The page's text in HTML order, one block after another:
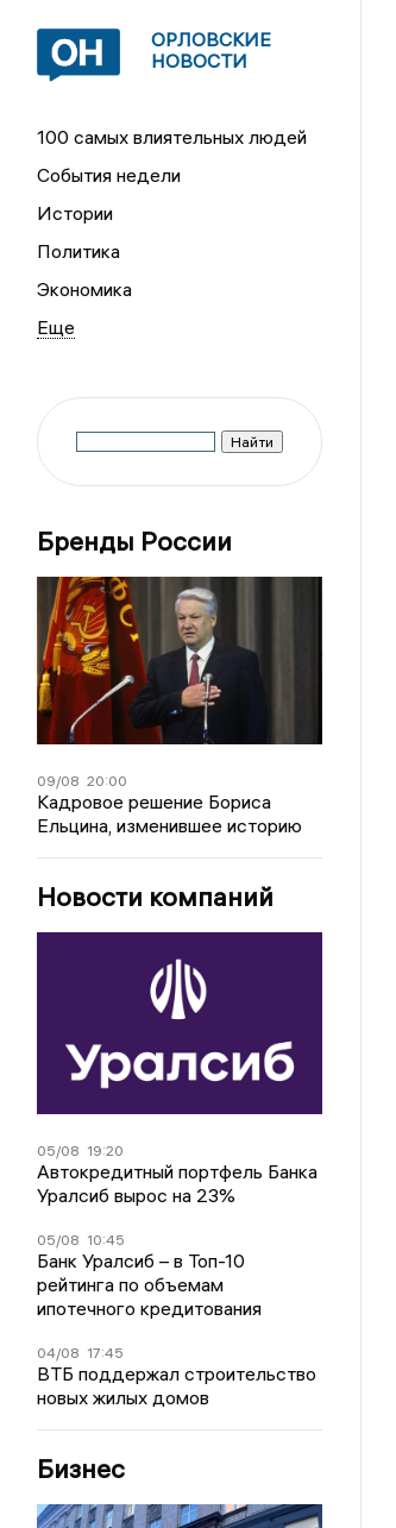
ОРЛОВСКИЕ
НОВОСТИ
100 самых влиятельных людей
События недели
Истории
Политика
Экономика
Бренды России
09/08 20:00
Кадровое решение Бориса
Ельцина, изменившее историю
Новости компаний
05/08 19:20
Автокредитный портфель Банка
Уралсиб вырос на 23%
05/08 10:45
Банк Уралсиб – в Топ-10
рейтинга по объемам
ипотечного кредитования
04/08 17:45
ВТБ поддержал строительство
новых жилых домов
Бизнес